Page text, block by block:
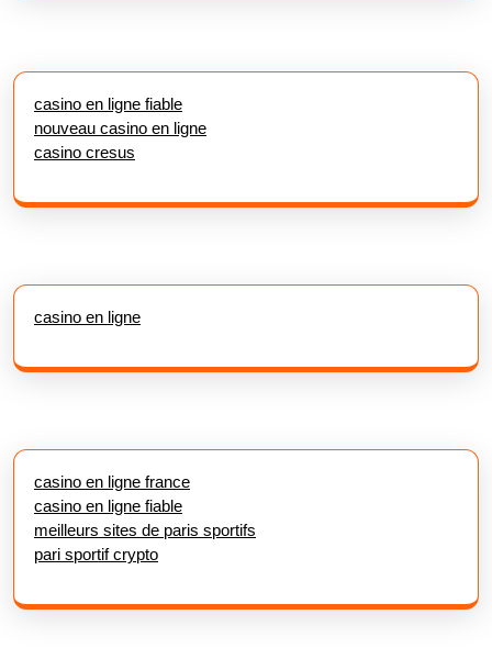
casino en ligne fiable
nouveau casino en ligne
casino cresus
casino en ligne
casino en ligne france
casino en ligne fiable
meilleurs sites de paris sportifs
pari sportif crypto